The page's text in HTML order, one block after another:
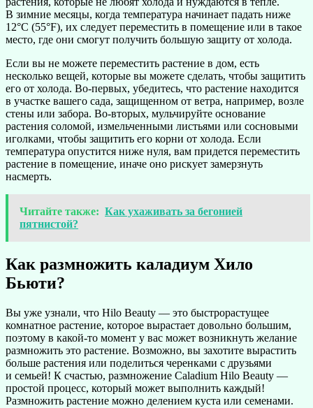
В зимние месяцы, когда температура начинает падать ниже
12°C (55°F), их следует переместить в помещение или в такое
место, где они смогут получить большую защиту от холода.
Если вы не можете переместить растение в дом, есть
несколько вещей, которые вы можете сделать, чтобы защитить
его от холода. Во-первых, убедитесь, что растение находится
в участке вашего сада, защищенном от ветра, например, возле
стены или забора. Во-вторых, мульчируйте основание
растения соломой, измельченными листьями или сосновыми
иголками, чтобы защитить его корни от холода. Если
температура опустится ниже нуля, вам придется переместить
растение в помещение, иначе оно рискует замерзнуть
насмерть.
Читайте также: Как ухаживать за бегонией
пятнистой?
Как размножить каладиум Хило
Бьюти?
Вы уже узнали, что Hilo Beauty — это быстрорастущее
комнатное растение, которое вырастает довольно большим,
поэтому в какой-то момент у вас может возникнуть желание
размножить это растение. Возможно, вы захотите вырастить
больше растения или поделиться черенками с друзьями
и семьей! К счастью, размножение Caladium Hilo Beauty —
простой процесс, который может выполнить каждый!
Размножить растение можно делением куста или семенами.